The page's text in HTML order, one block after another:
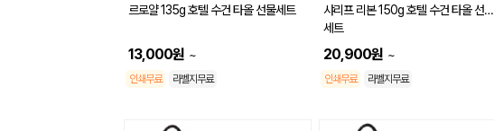
르로얄 135g 호텔 수건 타올 선물세트
13,000원 ~
인쇄무료 라벨지무료
샤리프 리본 150g 호텔 수건 타올 선물
세트
20,900원 ~
인쇄무료 라벨지무료